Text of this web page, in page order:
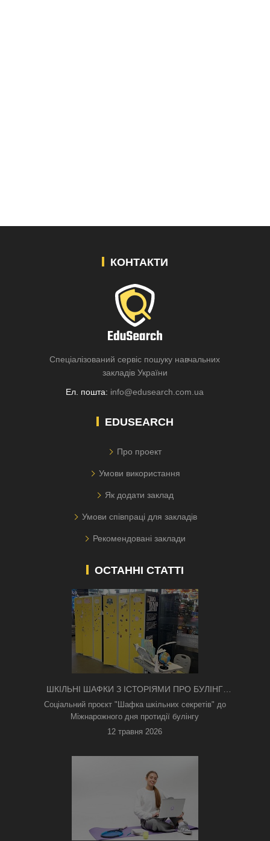
КОНТАКТИ
Спеціалізований сервіс пошуку навчальних
закладів України
Ел. пошта: info@edusearch.com.ua
EDUSEARCH
Про проект
Умови використання
Як додати заклад
Умови співпраці для закладів
Рекомендовані заклади
ОСТАННІ СТАТТІ
ШКІЛЬНІ ШАФКИ З ІСТОРІЯМИ ПРО БУЛІНГ
З'ЯВИЛИСЯ В КИЄВІ
Соціальний проєкт "Шафка шкільних секретів" до
Міжнарожного дня протидії булінгу
12 травня 2026